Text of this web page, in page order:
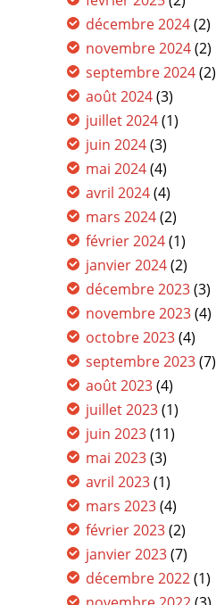
décembre 2024(2)
novembre 2024(2)
septembre 2024(2)
août 2024(3)
juillet 2024(1)
juin 2024(3)
mai 2024(4)
avril 2024(4)
mars 2024(2)
février 2024(1)
janvier 2024(2)
décembre 2023(3)
novembre 2023(4)
octobre 2023(4)
septembre 2023(7)
août 2023(4)
juillet 2023(1)
juin 2023(11)
mai 2023(3)
avril 2023(1)
mars 2023(4)
février 2023(2)
janvier 2023(7)
décembre 2022(1)